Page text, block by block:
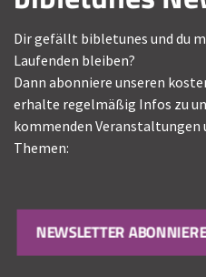
Dir gefällt bibletunes und du
Laufenden bleiben?
Dann abonniere unseren
erhalte regelmäßig Infos zu
kommenden Veranstaltungen
Themen:
NEWSLETTER